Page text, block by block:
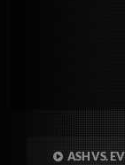
ASH VS.